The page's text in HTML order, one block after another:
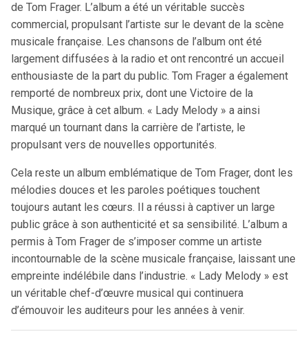
de Tom Frager. L’album a été un véritable succès
commercial, propulsant l’artiste sur le devant de la scène
musicale française. Les chansons de l’album ont été
largement diffusées à la radio et ont rencontré un accueil
enthousiaste de la part du public. Tom Frager a également
remporté de nombreux prix, dont une Victoire de la
Musique, grâce à cet album. « Lady Melody » a ainsi
marqué un tournant dans la carrière de l’artiste, le
propulsant vers de nouvelles opportunités.
Cela reste un album emblématique de Tom Frager, dont les
mélodies douces et les paroles poétiques touchent
toujours autant les cœurs. Il a réussi à captiver un large
public grâce à son authenticité et sa sensibilité. L’album a
permis à Tom Frager de s’imposer comme un artiste
incontournable de la scène musicale française, laissant une
empreinte indélébile dans l’industrie. « Lady Melody » est
un véritable chef-d’œuvre musical qui continuera
d’émouvoir les auditeurs pour les années à venir.